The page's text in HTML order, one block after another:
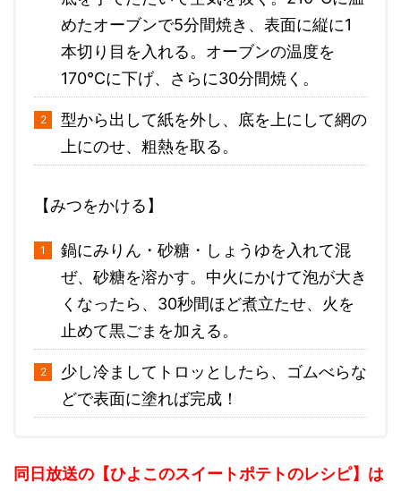
めたオーブンで5分間焼き、表面に縦に1
本切り目を入れる。オーブンの温度を
170℃に下げ、さらに30分間焼く。
型から出して紙を外し、底を上にして網の
上にのせ、粗熱を取る。
【みつをかける】
鍋にみりん・砂糖・しょうゆを入れて混
ぜ、砂糖を溶かす。中火にかけて泡が大き
くなったら、30秒間ほど煮立たせ、火を
止めて黒ごまを加える。
少し冷ましてトロッとしたら、ゴムべらな
どで表面に塗れば完成！
同日放送の【ひよこのスイートポテトのレシピ】は